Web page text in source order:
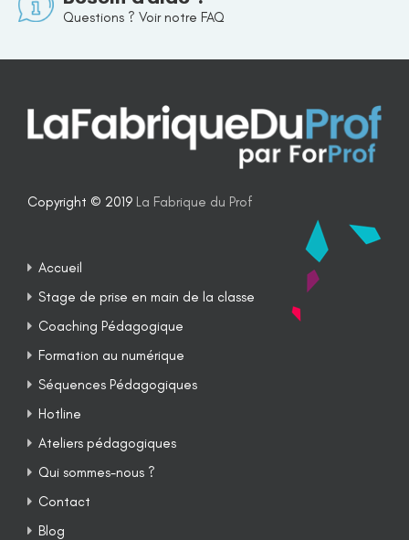
Questions ? Voir notre FAQ
Copyright © 2019 La Fabrique du Prof
Accueil
Stage de prise en main de la classe
Coaching Pédagogique
Formation au numérique
Séquences Pédagogiques
Hotline
Ateliers pédagogiques
Qui sommes-nous ?
Contact
Blog